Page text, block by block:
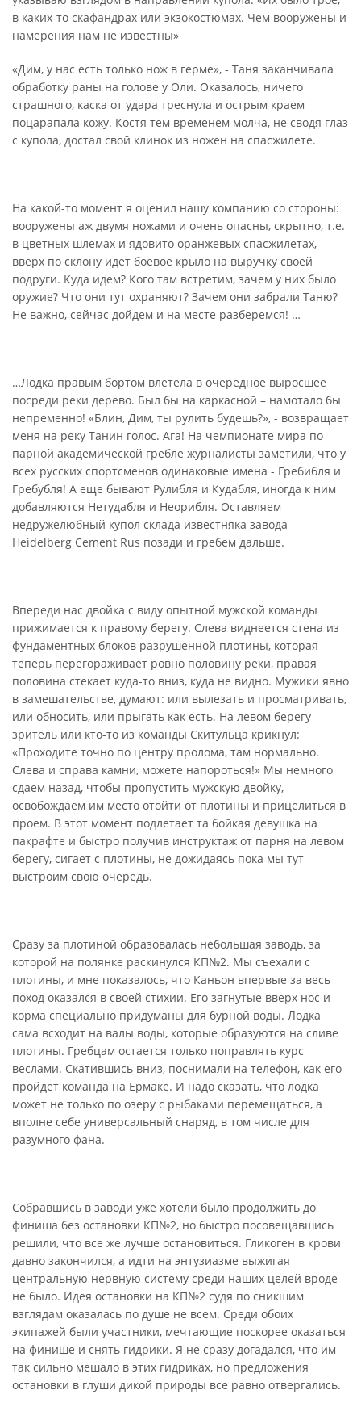
в каких-то скафандрах или экзокостюмах. Чем вооружены и
намерения нам не известны»
«Дим, у нас есть только нож в герме», - Таня заканчивала
обработку раны на голове у Оли. Оказалось, ничего
страшного, каска от удара треснула и острым краем
поцарапала кожу. Костя тем временем молча, не сводя глаз
с купола, достал свой клинок из ножен на спасжилете.
На какой-то момент я оценил нашу компанию со стороны:
вооружены аж двумя ножами и очень опасны, скрытно, т.е.
в цветных шлемах и ядовито оранжевых спасжилетах,
вверх по склону идет боевое крыло на выручку своей
подруги. Куда идем? Кого там встретим, зачем у них было
оружие? Что они тут охраняют? Зачем они забрали Таню?
Не важно, сейчас дойдем и на месте разберемся! …
…Лодка правым бортом влетела в очередное выросшее
посреди реки дерево. Был бы на каркасной – намотало бы
непременно! «Блин, Дим, ты рулить будешь?», - возвращает
меня на реку Танин голос. Ага! На чемпионате мира по
парной академической гребле журналисты заметили, что у
всех русских спортсменов одинаковые имена - Гребибля и
Гребубля! А еще бывают Рулибля и Кудабля, иногда к ним
добавляются Нетудабля и Неорибля. Оставляем
недружелюбный купол cклада известняка завода
Heidelberg Cement Rus позади и гребем дальше.
Впереди нас двойка с виду опытной мужской команды
прижимается к правому берегу. Слева виднеется стена из
фундаментных блоков разрушенной плотины, которая
теперь перегораживает ровно половину реки, правая
половина стекает куда-то вниз, куда не видно. Мужики явно
в замешательстве, думают: или вылезать и просматривать,
или обносить, или прыгать как есть. На левом берегу
зритель или кто-то из команды Скитульца крикнул:
«Проходите точно по центру пролома, там нормально.
Слева и справа камни, можете напороться!» Мы немного
сдаем назад, чтобы пропустить мужскую двойку,
освобождаем им место отойти от плотины и прицелиться в
проем. В этот момент подлетает та бойкая девушка на
пакрафте и быстро получив инструктаж от парня на левом
берегу, сигает с плотины, не дожидаясь пока мы тут
выстроим свою очередь.
Сразу за плотиной образовалась небольшая заводь, за
которой на полянке раскинулся КП№2. Мы съехали с
плотины, и мне показалось, что Каньон впервые за весь
поход оказался в своей стихии. Его загнутые вверх нос и
корма специально придуманы для бурной воды. Лодка
сама всходит на валы воды, которые образуются на сливе
плотины. Гребцам остается только поправлять курс
веслами. Скатившись вниз, поснимали на телефон, как его
пройдёт команда на Ермаке. И надо сказать, что лодка
может не только по озеру с рыбаками перемещаться, а
вполне себе универсальный снаряд, в том числе для
разумного фана.
Собравшись в заводи уже хотели было продолжить до
финиша без остановки КП№2, но быстро посовещавшись
решили, что все же лучше остановиться. Гликоген в крови
давно закончился, а идти на энтузиазме выжигая
центральную нервную систему среди наших целей вроде
не было. Идея остановки на КП№2 судя по сникшим
взглядам оказалась по душе не всем. Среди обоих
экипажей были участники, мечтающие поскорее оказаться
на финише и снять гидрики. Я не сразу догадался, что им
так сильно мешало в этих гидриках, но предложения
остановки в глуши дикой природы все равно отвергались.